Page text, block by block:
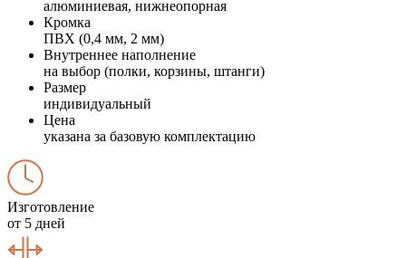
алюминиевая, нижнеопорная
Кромка
ПВХ (0,4 мм, 2 мм)
Внутреннее наполнение
на выбор (полки, корзины, штанги)
Размер
индивидуальный
Цена
указана за базовую комплектацию
Изготовление
от 5 дней